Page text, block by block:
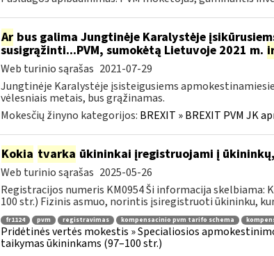
Arbus galima Jungtinėje Karalystėje
susigrąžinti...PVM, sumokėtą Lietuvoje 2021 m.
Web turinio sąrašas 2021-07-29
Jungtinėje Karalystėje įsisteigusiems
vėlesniais metais, bus grąžinamas.
Mokesčių žinyno kategorijos: BREXIT » BREXIT PVM JK
Kokia tvarka ūkininkai įregistruojami į
Web turinio sąrašas 2025-05-26
Registracijos numeris KM0954 Ši informacija
100 str.) Fizinis asmuo, norintis įsiregistruoti ūkininku,
fr1124 pvm registravimas kompensacinio pvm tarifo schema
Pridėtinės vertės mokestis » Specialiosios
taikymas ūkininkams (97–100 str.)